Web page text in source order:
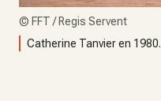
© FFT / Regis Servent
Catherine Tanvier en 1980.